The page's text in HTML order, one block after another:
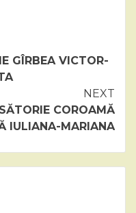
GÎRBEA VICTOR-
NEXT
COROAMĂ
IULIANA-MARIANA